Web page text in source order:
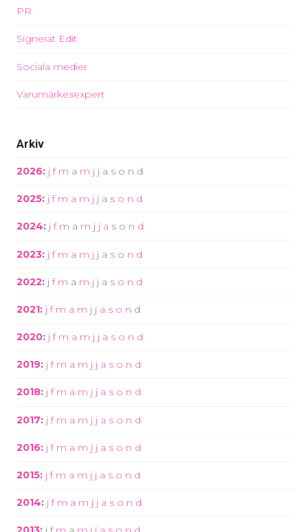
PR
Signerat Edit
Sociala medier
Varumärkesexpert
Arkiv
2026: j f m a m j j a s o n d
2025: j f m a m j j a s o n d
2024: j f m a m j j a s o n d
2023: j f m a m j j a s o n d
2022: j f m a m j j a s o n d
2021: j f m a m j j a s o n d
2020: j f m a m j j a s o n d
2019: j f m a m j j a s o n d
2018: j f m a m j j a s o n d
2017: j f m a m j j a s o n d
2016: j f m a m j j a s o n d
2015: j f m a m j j a s o n d
2014: j f m a m j j a s o n d